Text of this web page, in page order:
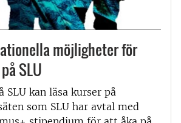
möjligheter för
SLU
SLU kan läsa kurser på
som SLU har avtal med